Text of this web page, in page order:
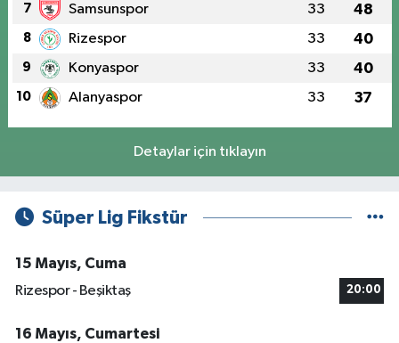
7 Samsunspor 33 48
8 Rizespor 33 40
9 Konyaspor 33 40
10 Alanyaspor 33 37
Detaylar için tıklayın
Süper Lig Fikstür
15 Mayıs, Cuma
Rizespor - Beşiktaş
20:00
16 Mayıs, Cumartesi